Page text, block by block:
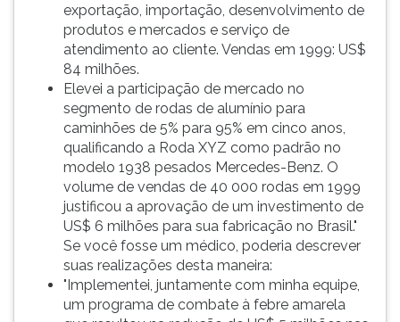
exportação, importação, desenvolvimento de
produtos e mercados e serviço de
atendimento ao cliente. Vendas em 1999: US$
84 milhões.
Elevei a participação de mercado no
segmento de rodas de alumínio para
caminhões de 5% para 95% em cinco anos,
qualificando a Roda XYZ como padrão no
modelo 1938 pesados Mercedes-Benz. O
volume de vendas de 40 000 rodas em 1999
justificou a aprovação de um investimento de
US$ 6 milhões para sua fabricação no Brasil."
Se você fosse um médico, poderia descrever
suas realizações desta maneira:
"Implementei, juntamente com minha equipe,
um programa de combate à febre amarela